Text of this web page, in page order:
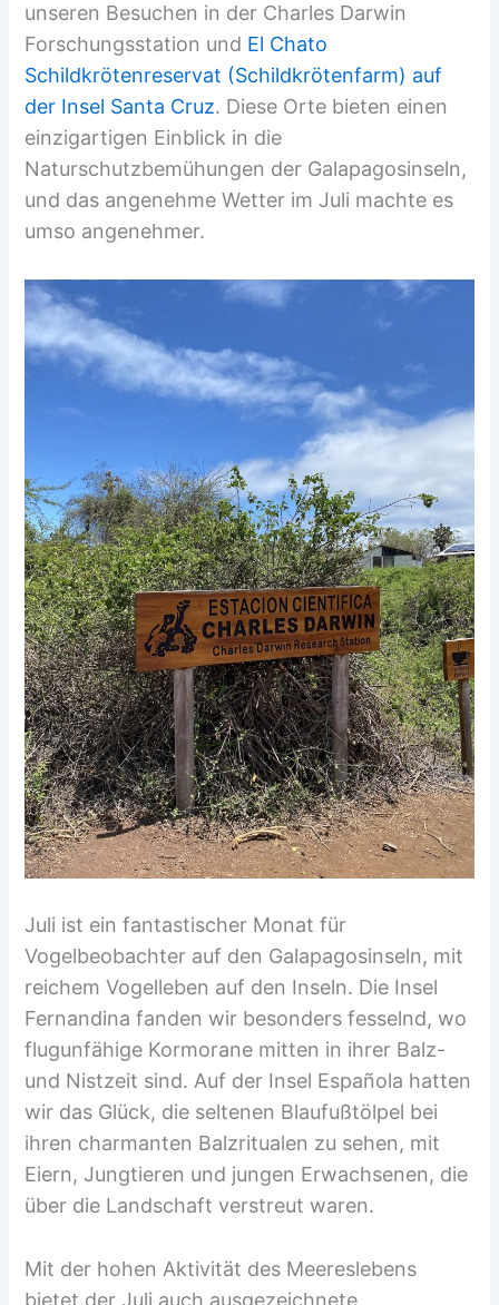
unseren Besuchen in der Charles Darwin
Forschungsstation und El Chato
Schildkrötenreservat (Schildkrötenfarm) auf
der Insel Santa Cruz. Diese Orte bieten einen
einzigartigen Einblick in die
Naturschutzbemühungen der Galapagosinseln,
und das angenehme Wetter im Juli machte es
umso angenehmer.
Juli ist ein fantastischer Monat für
Vogelbeobachter auf den Galapagosinseln, mit
reichem Vogelleben auf den Inseln. Die Insel
Fernandina fanden wir besonders fesselnd, wo
flugunfähige Kormorane mitten in ihrer Balz-
und Nistzeit sind. Auf der Insel Española hatten
wir das Glück, die seltenen Blaufußtölpel bei
ihren charmanten Balzritualen zu sehen, mit
Eiern, Jungtieren und jungen Erwachsenen, die
über die Landschaft verstreut waren.
Mit der hohen Aktivität des Meereslebens
bietet der Juli auch ausgezeichnete